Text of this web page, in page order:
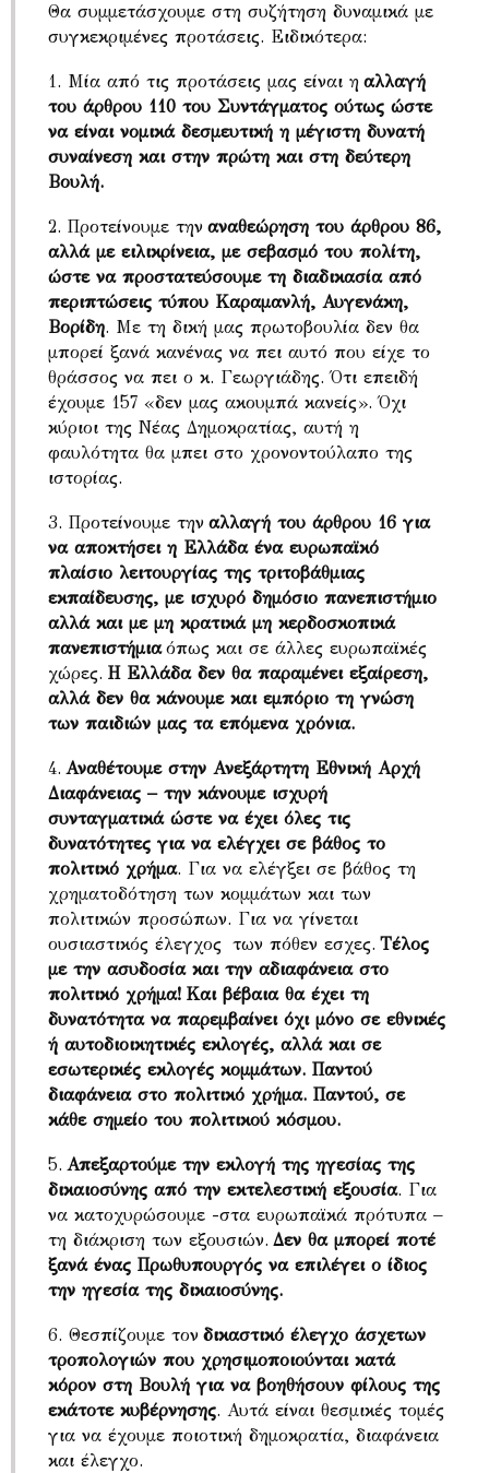
Θα συμμετάσχουμε στη συζήτηση δυναμικά με
συγκεκριμένες προτάσεις. Ειδικότερα:
1. Μία από τις προτάσεις μας είναι η αλλαγή
του άρθρου 110 του Συντάγματος ούτως ώστε
να είναι νομικά δεσμευτική η μέγιστη δυνατή
συναίνεση και στην πρώτη και στη δεύτερη
Βουλή.
2. Προτείνουμε την αναθεώρηση του άρθρου 86,
αλλά με ειλικρίνεια, με σεβασμό του πολίτη,
ώστε να προστατεύσουμε τη διαδικασία από
περιπτώσεις τύπου Καραμανλή, Αυγενάκη,
Βορίδη. Με τη δική μας πρωτοβουλία δεν θα
μπορεί ξανά κανένας να πει αυτό που είχε το
θράσσος να πει ο κ. Γεωργιάδης. Ότι επειδή
έχουμε 157 «δεν μας ακουμπά κανείς». Όχι
κύριοι της Νέας Δημοκρατίας, αυτή η
φαυλότητα θα μπει στο χρονοντούλαπο της
ιστορίας.
3. Προτείνουμε την αλλαγή του άρθρου 16 για
να αποκτήσει η Ελλάδα ένα ευρωπαϊκό
πλαίσιο λειτουργίας της τριτοβάθμιας
εκπαίδευσης, με ισχυρό δημόσιο πανεπιστήμιο
αλλά και με μη κρατικά μη κερδοσκοπικά
πανεπιστήμιαόπως και σε άλλες ευρωπαϊκές
χώρες. Η Ελλάδα δεν θα παραμένει εξαίρεση,
αλλά δεν θα κάνουμε και εμπόριο τη γνώση
των παιδιών μας τα επόμενα χρόνια.
4. Αναθέτουμε στην Ανεξάρτητη Εθνική Αρχή
Διαφάνειας – την κάνουμε ισχυρή
συνταγματικά ώστε να έχει όλες τις
δυνατότητες για να ελέγχει σε βάθος το
πολιτικό χρήμα. Για να ελέγξει σε βάθος τη
χρηματοδότηση των κομμάτων και των
πολιτικών προσώπων. Για να γίνεται
ουσιαστικός έλεγχος των πόθεν εσχες. Τέλος
με την ασυδοσία και την αδιαφάνεια στο
πολιτικό χρήμα! Και βέβαια θα έχει τη
δυνατότητα να παρεμβαίνει όχι μόνο σε εθνικές
ή αυτοδιοικητικές εκλογές, αλλά και σε
εσωτερικές εκλογές κομμάτων. Παντού
διαφάνεια στο πολιτικό χρήμα. Παντού, σε
κάθε σημείο του πολιτικού κόσμου.
5. Απεξαρτούμε την εκλογή της ηγεσίας της
δικαιοσύνης από την εκτελεστική εξουσία. Για
να κατοχυρώσουμε -στα ευρωπαϊκά πρότυπα –
τη διάκριση των εξουσιών. Δεν θα μπορεί ποτέ
ξανά ένας Πρωθυπουργός να επιλέγει ο ίδιος
την ηγεσία της δικαιοσύνης.
6. Θεσπίζουμε τον δικαστικό έλεγχο άσχετων
τροπολογιών που χρησιμοποιούνται κατά
κόρον στη Βουλή για να βοηθήσουν φίλους της
εκάτοτε κυβέρνησης. Αυτά είναι θεσμικές τομές
για να έχουμε ποιοτική δημοκρατία, διαφάνεια
και έλεγχο.